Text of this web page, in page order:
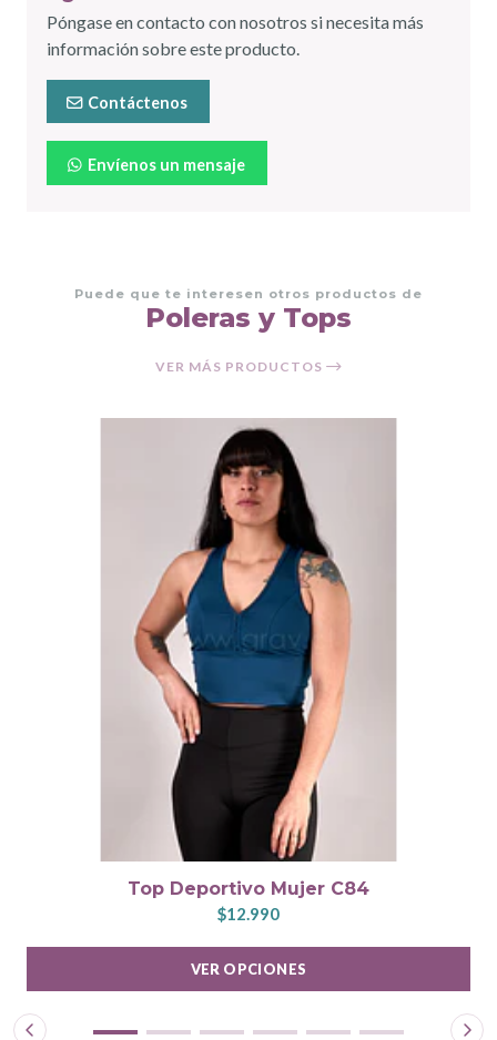
Póngase en contacto con nosotros si necesita más
información sobre este producto.
Contáctenos
Envíenos un mensaje
Puede que te interesen otros productos de
Poleras y Tops
VER MÁS PRODUCTOS
Top Deportivo Mujer C84
$12.990
VER OPCIONES